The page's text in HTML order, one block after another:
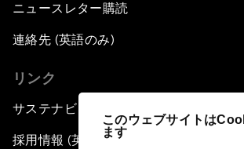
このウェブサイトは
ます
ニュースレター購読
連絡先 (英語のみ)
リンク
サステナビリティへの取り組み
採用情報 (英語のみ)